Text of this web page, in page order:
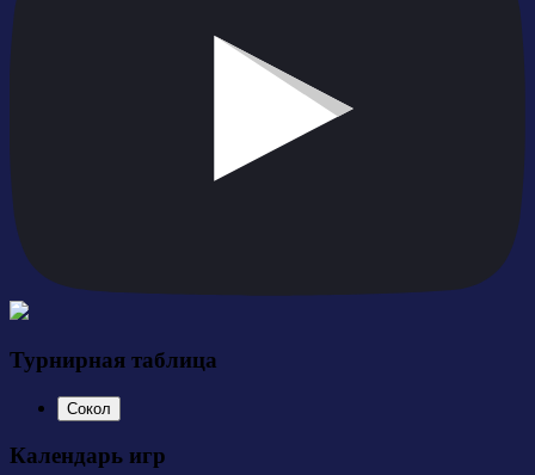
Турнирная таблица
Сокол
Календарь игр